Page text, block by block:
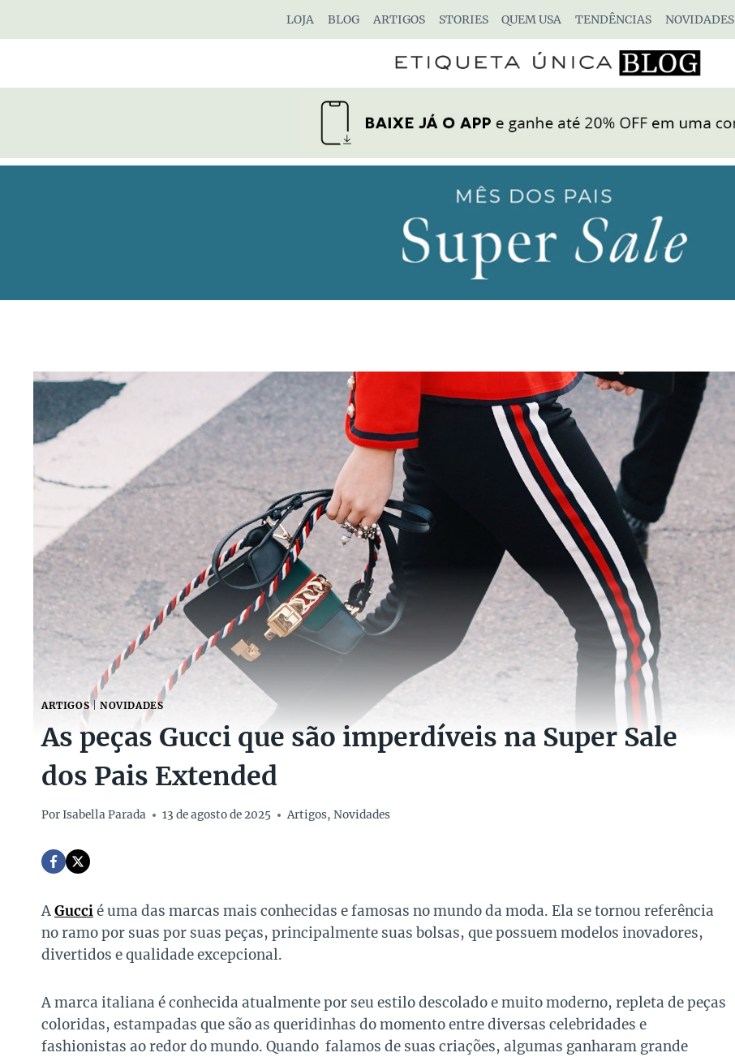
LOJA BLOG ARTIGOS STORIES QUEM USA TENDÊNCIAS NOVIDADES
ARTIGOS| NOVIDADES
As peças Gucci que são imperdíveis na Super Sale
dos Pais Extended
PorIsabella Parada 13 de agosto de 2025 Artigos,Novidades
AGuccié uma das marcas mais conhecidas e famosas no mundo da moda. Ela se tornou referência
no ramo por suas por suas peças, principalmente suas bolsas, que possuem modelos inovadores,
divertidos e qualidade excepcional.
A marca italiana é conhecida atualmente por seu estilo descolado e muito moderno, repleta de peças
coloridas, estampadas que são as queridinhas do momento entre diversas celebridades e
fashionistas ao redor do mundo. Quando falamos de suas criações, algumas ganharam grande